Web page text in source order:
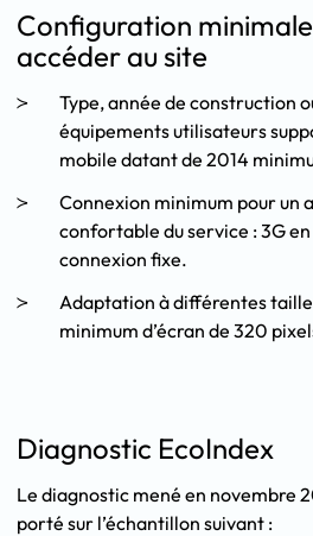
Configuration
accéder au site
Type, année de construction
équipements utilisateurs
mobile datant de 2014
Connexion minimum pour un
confortable du service : 3G
connexion fixe.
Adaptation à différentes
minimum d’écran de 320
Diagnostic EcoIndex
Le diagnostic mené en novembre
porté sur l’échantillon suivant :